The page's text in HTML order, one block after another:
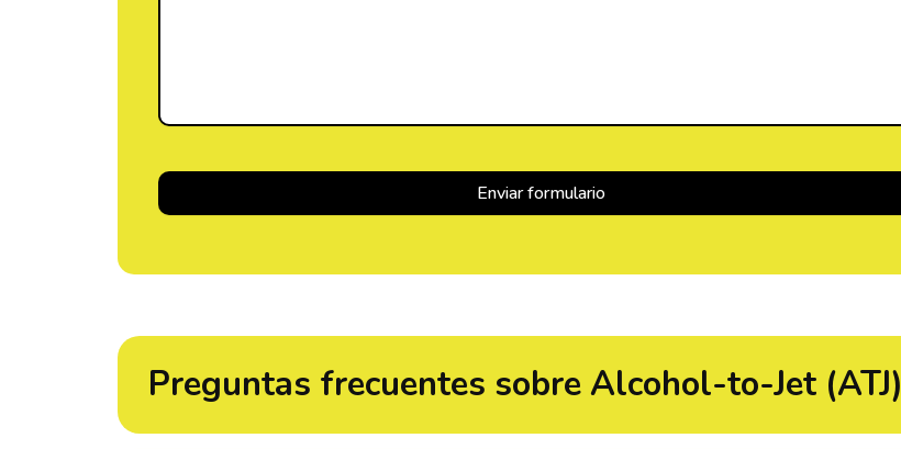
Preguntas frecuentes sobre Alcohol-to-Jet (ATJ)